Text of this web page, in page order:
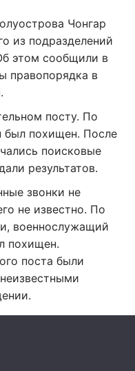
Чонгар
из подразделений
этом сообщили в
правопорядка в
посту. По
был похищен. После
поисковые
результатов.
звонки не
не известно. По
военнослужащий
похищен.
поста были